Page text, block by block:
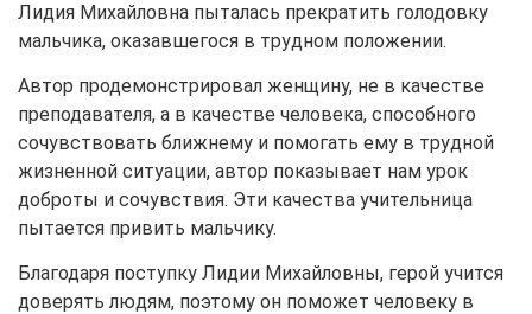
Лидия Михайловна пыталась прекратить голодовку
мальчика, оказавшегося в трудном положении.
Автор продемонстрировал женщину, не в качестве
преподавателя, а в качестве человека, способного
сочувствовать ближнему и помогать ему в трудной
жизненной ситуации, автор показывает нам урок
доброты и сочувствия. Эти качества учительница
пытается привить мальчику.
Благодаря поступку Лидии Михайловны, герой учится
доверять людям, поэтому он поможет человеку в